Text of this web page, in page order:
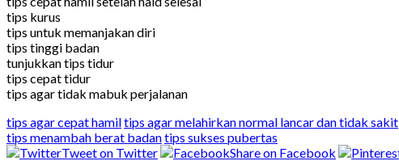
tips kurus
tips untuk memanjakan diri
tips tinggi badan
tunjukkan tips tidur
tips cepat tidur
tips agar tidak mabuk perjalanan
tips agar cepat hamiltips agar melahirkan normal lancar dan tidak sakit
tips menambah berat badantips sukses pubertas
Tweet on Twitter
Share on Facebook